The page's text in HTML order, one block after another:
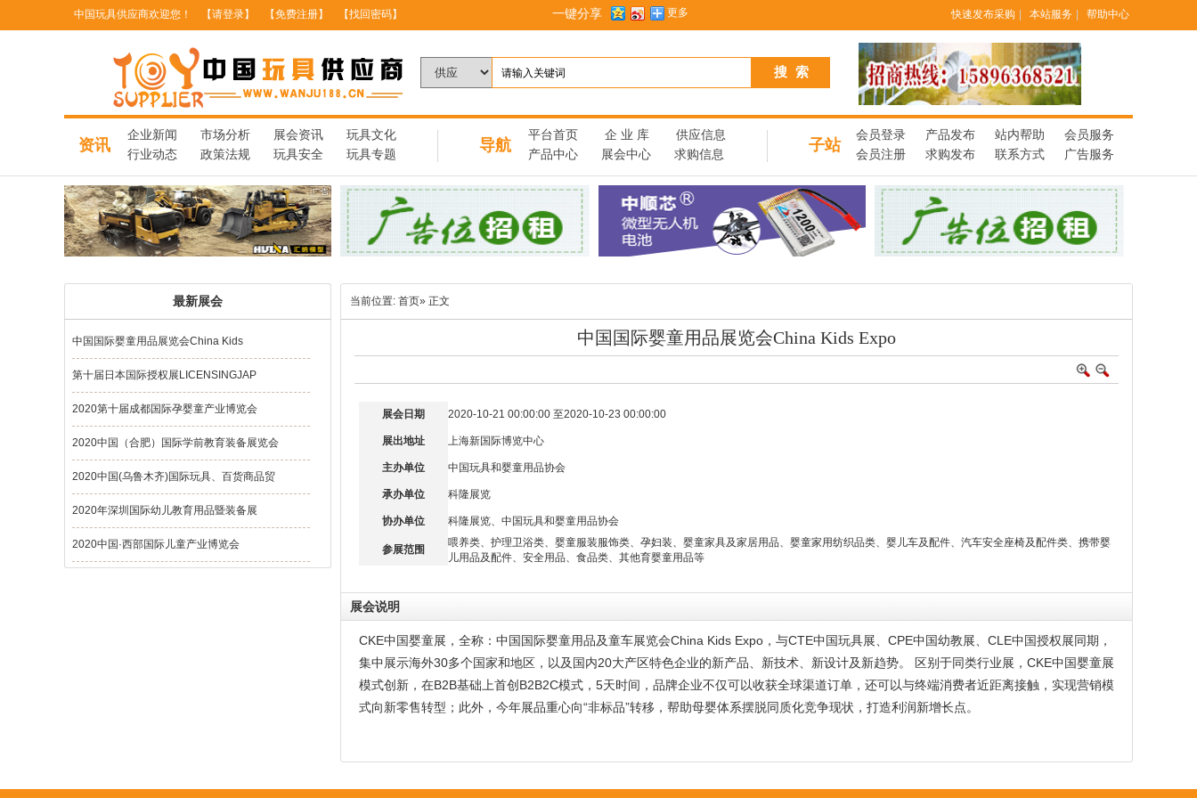
中国玩具供应商欢迎您！ 【请登录】 【免费注册】 【找回密码】 快速发布采购 本站服务 帮助中心
一键分享 更多
资讯
企业新闻 市场分析 展会资讯
玩具文化
行业动态
政策法规 玩具安全 玩具专题
导航
平台首页 企 业 库
供应信息
产品中心
展会中心 求购信息
子站
会员登录 产品发布 站内帮助
会员服务
会员注册
求购发布 联系方式 广告服务
最新展会
中国国际婴童用品展览会China Kids
第十届日本国际授权展LICENSINGJAP
2020第十届成都国际孕婴童产业博览会
2020中国（合肥）国际学前教育装备展览会
2020中国(乌鲁木齐)国际玩具、百货商品贸
2020年深圳国际幼儿教育用品暨装备展
2020中国·西部国际儿童产业博览会
当前位置: 首页» 正文
中国国际婴童用品展览会China Kids Expo
展会日期 2020-10-21 00:00:00 至2020-10-23 00:00:00
展出地址 上海新国际博览中心
主办单位 中国玩具和婴童用品协会
承办单位 科隆展览
协办单位 科隆展览、中国玩具和婴童用品协会
参展范围
喂养类、护理卫浴类、婴童服装服饰类、孕妇装、婴童家具及家居用品、婴童家用纺织品类、婴儿车及配件、汽车安全座椅及配件类、携带婴
儿用品及配件、安全用品、食品类、其他育婴童用品等
展会说明
CKE中国婴童展，全称：中国国际婴童用品及童车展览会China Kids Expo，与CTE中国玩具展、CPE中国幼教展、CLE中国授权展同期，
集中展示海外30多个国家和地区，以及国内20大产区特色企业的新产品、新技术、新设计及新趋势。 区别于同类行业展，CKE中国婴童展
模式创新，在B2B基础上首创B2B2C模式，5天时间，品牌企业不仅可以收获全球渠道订单，还可以与终端消费者近距离接触，实现营销模
式向新零售转型；此外，今年展品重心向“非标品”转移，帮助母婴体系摆脱同质化竞争现状，打造利润新增长点。